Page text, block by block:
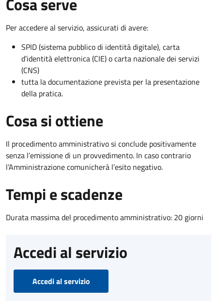
Per accedere al servizio, assicurati di avere:
SPID (sistema pubblico di identità digitale), carta
d’identità elettronica (CIE) o carta nazionale dei servizi
(CNS)
tutta la documentazione prevista per la presentazione
della pratica.
Cosa si ottiene
Il procedimento amministrativo si conclude positivamente
senza l’emissione di un provvedimento. In caso contrario
l’Amministrazione comunicherà l’esito negativo.
Tempi e scadenze
Durata massima del procedimento amministrativo: 20 giorni
Accedi al servizio
Accedi al servizio